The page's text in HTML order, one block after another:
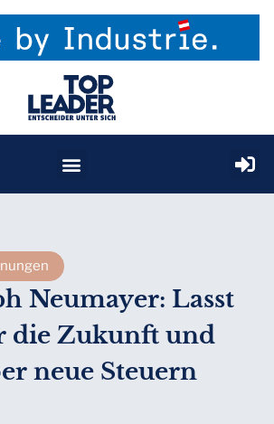
Neumayer: Lasst
die Zukunft und
neue Steuern